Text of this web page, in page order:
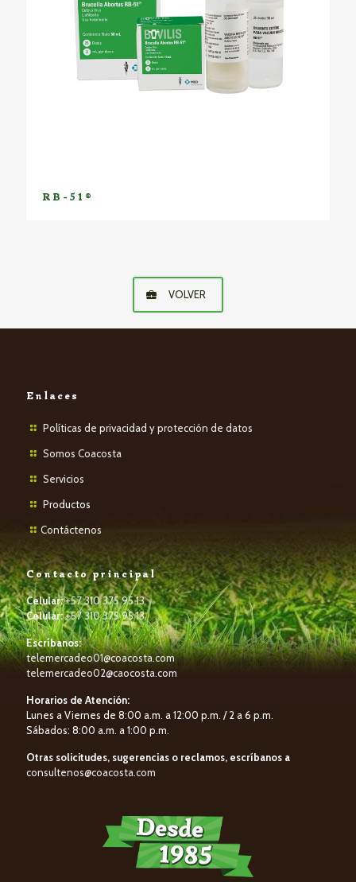
RB-51®
VOLVER
Enlaces
Políticas de privacidad y protección de datos
Somos Coacosta
Servicios
Productos
Contáctenos
Contacto principal
Celular:+57 310 375 95 13
Celular:+57 310 375 95 13
Escríbanos:
telemercadeo01@coacosta.com
telemercadeo02@caocosta.com
Horarios de Atención:
Lunes a Viernes de 8:00 a.m. a 12:00 p.m. / 2 a 6 p.m.
Sábados: 8:00 a.m. a 1:00 p.m.
Otras solicitudes, sugerencias o reclamos, escríbanos a
consultenos@coacosta.com